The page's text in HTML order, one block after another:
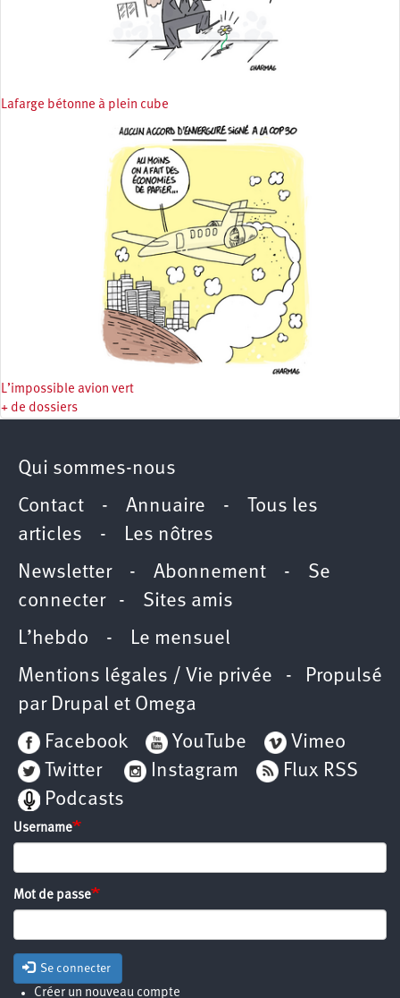
Lafarge bétonne à plein cube
L’impossible avion vert
+ de dossiers
Qui sommes-nous
Contact - Annuaire -
Tous les
articles - Les nôtres
Newsletter- Abonnement - Se
connecter- Sites amis
L’hebdo - Le mensuel
Mentions légales / Vie privée - Propulsé
par Drupal et Omega
Facebook
YouTube
Vimeo
Twitter
Instagram
Flux RSS
Podcasts
Username
Mot de passe
Se connecter
Créer un nouveau compte